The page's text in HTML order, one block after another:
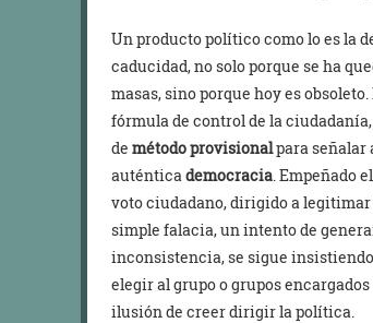
Un producto político como lo es la
caducidad, no solo porque se ha
masas, sino porque hoy es
fórmula de control de la
de método provisionalpara señalar
auténticademocracia. Empeñado
voto ciudadano, dirigido a legitimar
simple falacia, un intento de
inconsistencia, se sigue
elegir al grupo o grupos
ilusión de creer dirigir la política.